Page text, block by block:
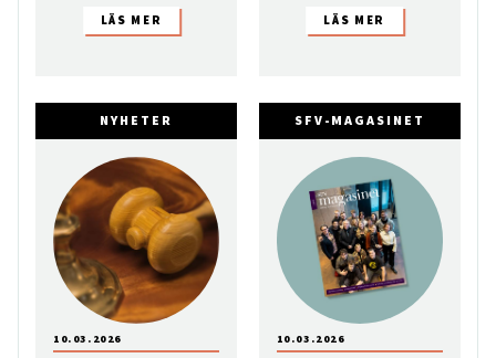
NYHETER
10.03.2026
SFV-MAGASINET
10.03.2026